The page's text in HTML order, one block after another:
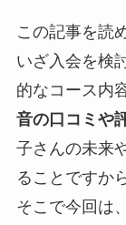
この記事を読
いざ入会を検
的なコース内
音の口コミや
子さんの未来
ることですか
そこで今回は